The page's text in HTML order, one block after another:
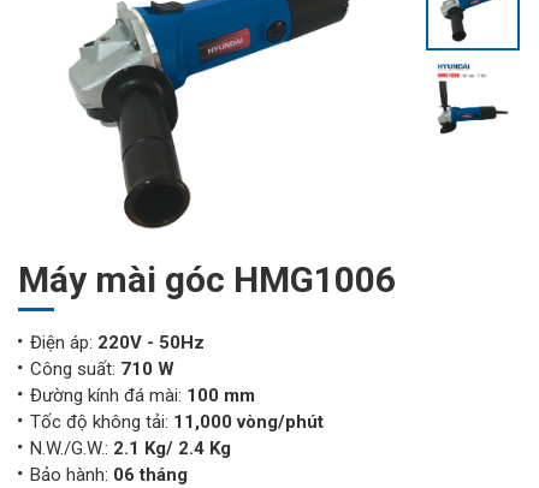
Máy mài góc HMG1006
Điện áp: 220V - 50Hz
Công suất: 710 W
Đường kính đá mài: 100 mm
Tốc độ không tải: 11,000 vòng/phút
N.W./G.W.: 2.1 Kg/ 2.4 Kg
Bảo hành: 06 tháng